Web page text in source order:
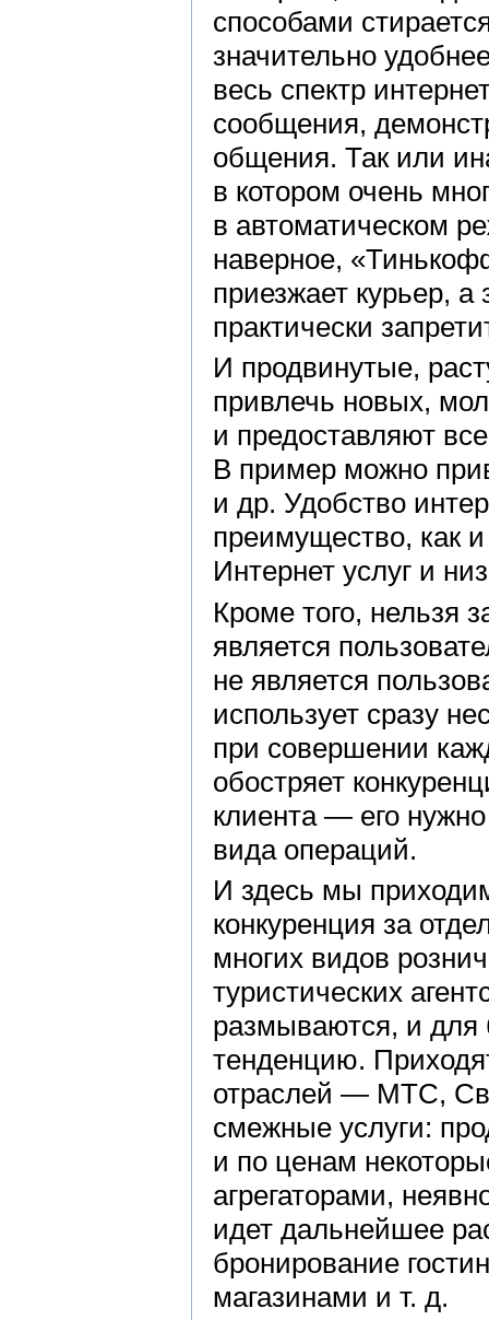
способами
значительно
весь спектр
сообщения,
общения. Так или
в котором очень
в автоматическом
наверное,
приезжает курьер,
практически
И продвинутые,
привлечь новых,
и предоставляют
В пример можно
и др. Удобство
преимущество, как
Интернет услуг и
Кроме того, нельзя
является
не является
использует сразу
при совершении
обостряет
клиента — его
вида операций.
И здесь мы
конкуренция за
многих видов
туристических
размываются, и для
тенденцию.
отраслей — МТС,
смежные услуги:
и по ценам
агрегаторами,
идет дальнейшее
бронирование
магазинами и т. д.